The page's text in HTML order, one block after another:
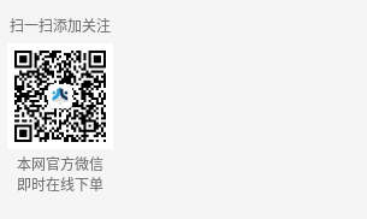
扫一扫添加关注
本网官方微信
即时在线下单